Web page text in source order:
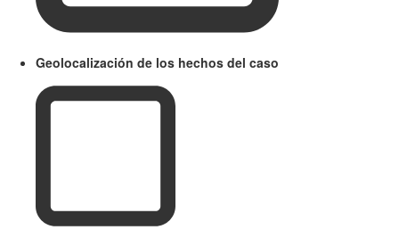
Geolocalización de los hechos del caso